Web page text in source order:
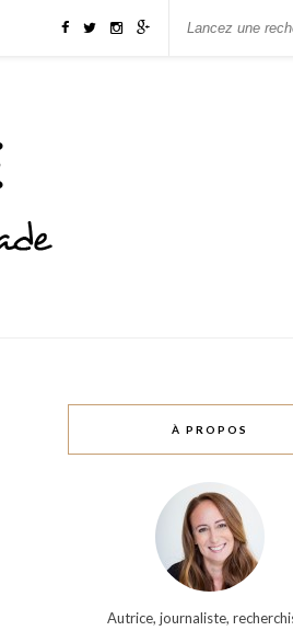
À PROPOS
Autrice, journaliste,